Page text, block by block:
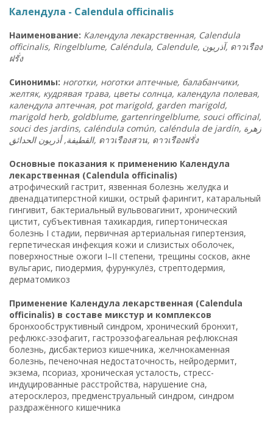
Календула - Calendula officinalis
Наименование: Календула лекарственная, Calendula
officinalis, Ringelblume, Caléndula, Calendule, آذريون, ดาวเรือง
ฝรั่ง
Синонимы: ноготки, ноготки аптечные, балабанчики,
желтяк, кудрявая трава, цветы солнца, календула полевая,
календула аптечная, pot marigold, garden marigold,
marigold herb, goldblume, gartenringelblume, souci officinal,
souci des jardins, caléndula común, caléndula de jardín, زهرة
القطيفة, أذريون الحدائق, ดาวเรืองสวน, ดาวเรืองฝรั่ง
Основные показания к применению Календула
лекарственная (Calendula officinalis)
атрофический гастрит, язвенная болезнь желудка и
двенадцатиперстной кишки, острый фарингит, катаральный
гингивит, бактериальный вульвовагинит, хронический
цистит, субъективная тахикардия, гипертоническая
болезнь I стадии, первичная артериальная гипертензия,
герпетическая инфекция кожи и слизистых оболочек,
поверхностные ожоги I–II степени, трещины сосков, акне
вульгарис, пиодермия, фурункулёз, стрептодермия,
дерматомикоз
Применение Календула лекарственная (Calendula
officinalis) в составе микстур и комплексов
бронхообструктивный синдром, хронический бронхит,
рефлюкс-эзофагит, гастроэзофагеальная рефлюксная
болезнь, дисбактериоз кишечника, желчнокаменная
болезнь, печеночная недостаточность, нейродермит,
экзема, псориаз, хроническая усталость, стресс-
индуцированные расстройства, нарушение сна,
атеросклероз, предменструальный синдром, синдром
раздражённого кишечника